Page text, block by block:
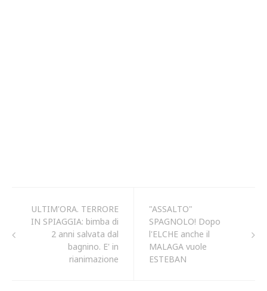
ULTIM'ORA. TERRORE
IN SPIAGGIA: bimba di
2 anni salvata dal
bagnino. E' in
rianimazione
"ASSALTO"
SPAGNOLO! Dopo
l'ELCHE anche il
MALAGA vuole
ESTEBAN